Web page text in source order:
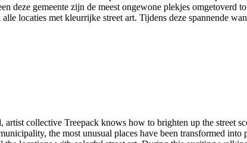
deze gemeente zijn de meest ongewone plekjes omgetoverd
locaties met kleurrijke street art. Tijdens deze spannende
collective Treepack knows how to brighten up the street
the most unusual places have been transformed into